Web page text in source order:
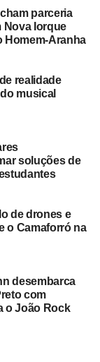
parceria
Nova Iorque
Homem-Aranha
realidade
musical
soluções de
de drones e
o Camaforró na
desembarca
com
o João Rock